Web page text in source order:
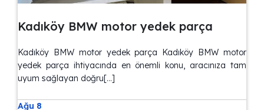
Kadıköy BMW motor yedek parça
Kadıköy BMW motor yedek parça Kadıköy BMW motor
yedek parça ihtiyacında en önemli konu, aracınıza tam
uyum sağlayan doğru[…]
Ağu 8